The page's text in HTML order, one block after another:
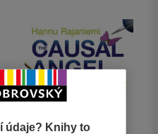
údaje? Knihy to